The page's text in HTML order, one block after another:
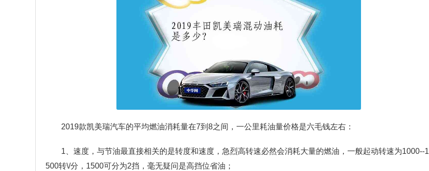
2019款凯美瑞汽车的平均燃油消耗量在7到8之间，一公里耗油量价格是六毛钱左右：
1、速度，与节油最直接相关的是转度和速度，急烈高转速必然会消耗大量的燃油，一般起动转速为1000--1
500转\/分，1500可分为2挡，毫无疑问是高挡位省油；